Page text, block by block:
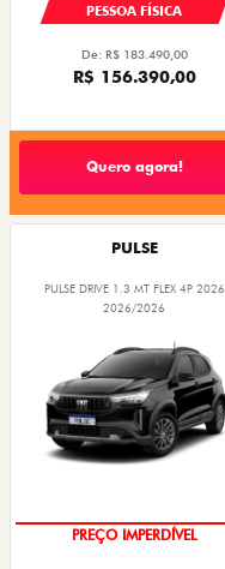
PESSOA FÍSICA
De: R$ 183.490,00
R$ 156.390,00
Quero agora!
PULSE
PULSE DRIVE 1.3 MT FLEX 4P 2026
2026/2026
OPORTUNIDADE